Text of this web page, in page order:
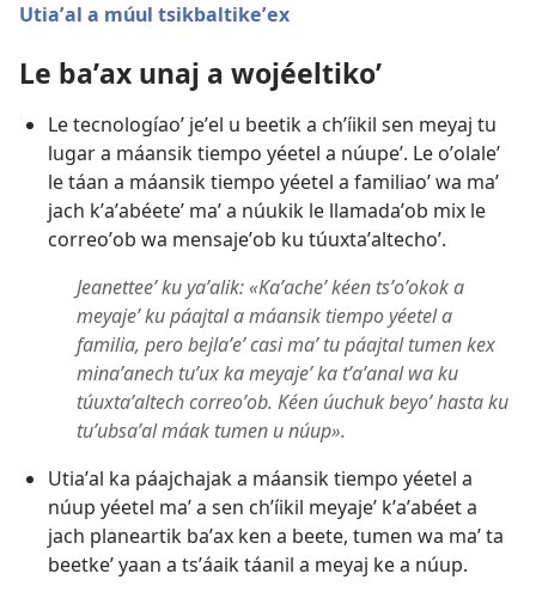
Utiaʼal a múul tsikbaltikeʼex
Le baʼax unaj a wojéeltikoʼ
Le tecnologíaoʼ jeʼel u beetik a chʼíikil sen meyaj tu
lugar a máansik tiempo yéetel a núupeʼ. Le oʼolaleʼ
le táan a máansik tiempo yéetel a familiaoʼ wa maʼ
jach kʼaʼabéeteʼ maʼ a núukik le llamadaʼob mix le
correoʼob wa mensajeʼob ku túuxtaʼaltechoʼ.
Jeanetteeʼ ku yaʼalik: «Kaʼacheʼ kéen tsʼoʼokok a
meyajeʼ ku páajtal a máansik tiempo yéetel a
familia, pero bejlaʼeʼ casi maʼ tu páajtal tumen kex
minaʼanech tuʼux ka meyajeʼ ka tʼaʼanal wa ku
túuxtaʼaltech correoʼob. Kéen úuchuk beyoʼ hasta ku
tuʼubsaʼal máak tumen u núup».
Utiaʼal ka páajchajak a máansik tiempo yéetel a
núup yéetel maʼ a sen chʼíikil meyajeʼ kʼaʼabéet a
jach planeartik baʼax ken a beete, tumen wa maʼ ta
beetkeʼ yaan a tsʼáaik táanil a meyaj ke a núup.